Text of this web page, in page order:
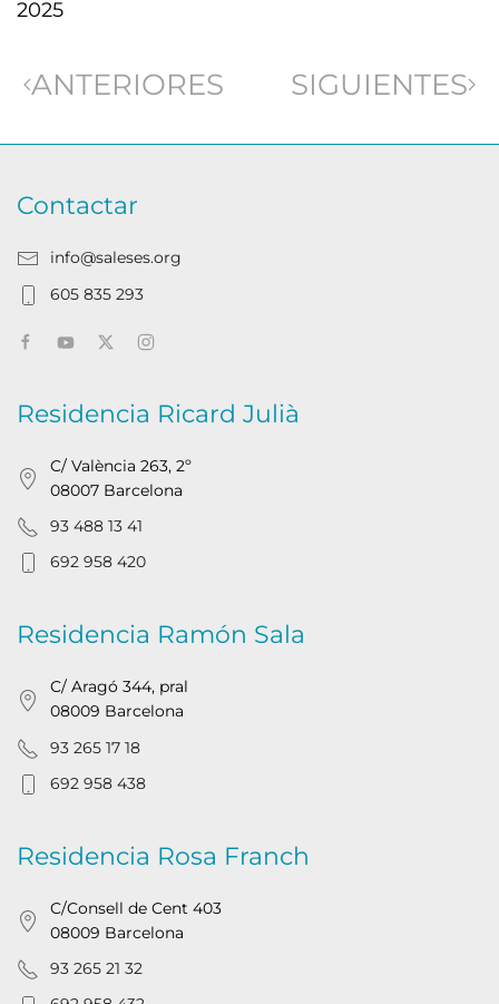
2025
ANTERIORES SIGUIENTES
Contactar
info@saleses.org
605 835 293
Residencia Ricard Julià
C/ València 263, 2º
08007 Barcelona
93 488 13 41
692 958 420
Residencia Ramón Sala
C/ Aragó 344, pral
08009 Barcelona
93 265 17 18
692 958 438
Residencia Rosa Franch
C/Consell de Cent 403
08009 Barcelona
93 265 21 32